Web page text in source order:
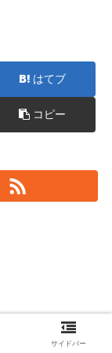
はてブ
コピー
サイドバー